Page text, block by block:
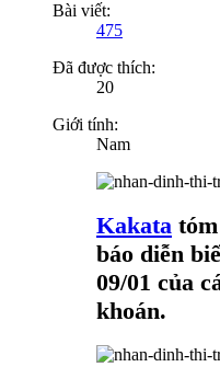
Bài viết:
475
Đã được thích:
20
Giới tính:
Nam
Kakata
báo diễn
09/01 của
khoán.